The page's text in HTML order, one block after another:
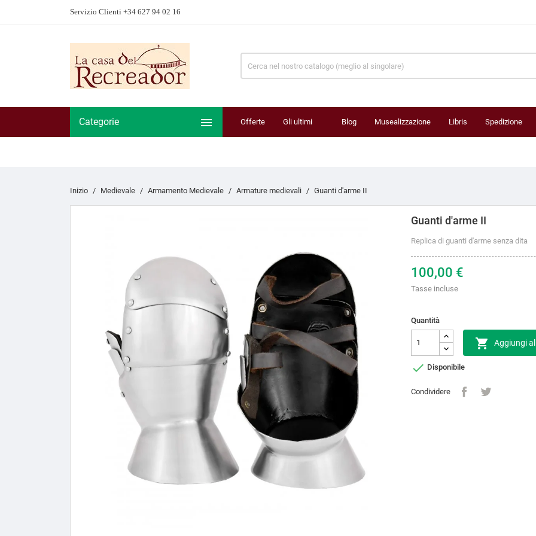
Servizio Clienti +34 627 94 02 16
Categorie  Offerte Gli ultimi Blog Musealizzazione Libris Spedizione
Inizio Medievale Armamento Medievale Armature medievali Guanti d'arme II
Guanti d'arme II
Replica di guanti d'arme senza dita
100,00 €
Tasse incluse
Quantità
 Aggiungi
 Disponibile
Condividere